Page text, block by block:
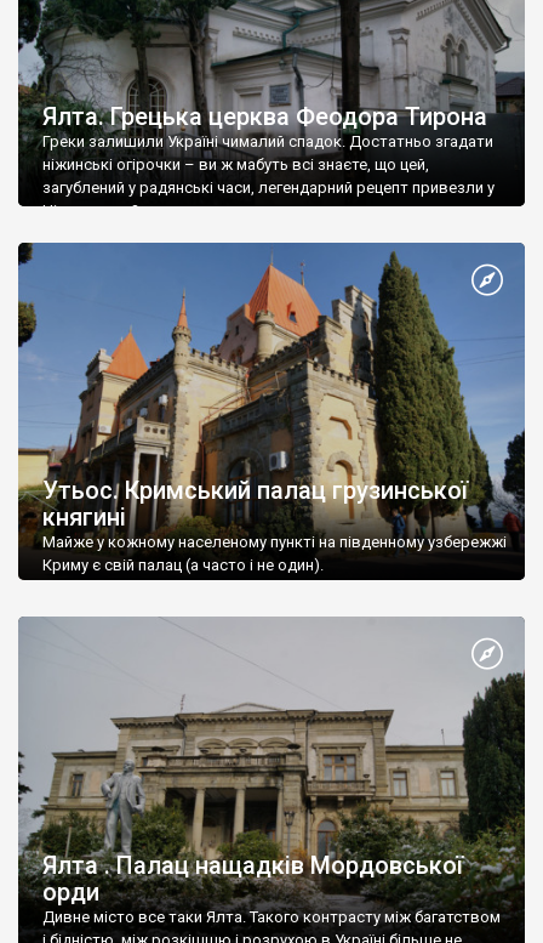
Ялта. Грецька церква Феодора Тирона
Греки залишили Україні чималий спадок. Достатньо згадати
ніжинські огірочки – ви ж мабуть всі знаєте, що цей,
загублений у радянські часи, легендарний рецепт привезли у
Ніжин греки?
Утьос. Кримський палац грузинської
княгині
Майже у кожному населеному пункті на південному узбережжі
Криму є свій палац (а часто і не один).
Ялта . Палац нащадків Мордовської
орди
Дивне місто все таки Ялта. Такого контрасту між багатством